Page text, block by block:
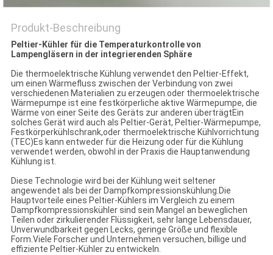
Produkt-Beschreibung
Peltier-Kühler für die Temperaturkontrolle von
Lampengläsern in der integrierenden Sphäre
Die thermoelektrische Kühlung verwendet den Peltier-Effekt,
um einen Wärmefluss zwischen der Verbindung von zwei
verschiedenen Materialien zu erzeugen.oder thermoelektrische
Wärmepumpe ist eine festkörperliche aktive Wärmepumpe, die
Wärme von einer Seite des Geräts zur anderen überträgtEin
solches Gerät wird auch als Peltier-Gerät, Peltier-Wärmepumpe,
Festkörperkühlschrank,oder thermoelektrische Kühlvorrichtung
(TEC)Es kann entweder für die Heizung oder für die Kühlung
verwendet werden, obwohl in der Praxis die Hauptanwendung
Kühlung ist.
Diese Technologie wird bei der Kühlung weit seltener
angewendet als bei der Dampfkompressionskühlung.Die
Hauptvorteile eines Peltier-Kühlers im Vergleich zu einem
Dampfkompressionskühler sind sein Mangel an beweglichen
Teilen oder zirkulierender Flüssigkeit, sehr lange Lebensdauer,
Unverwundbarkeit gegen Lecks, geringe Größe und flexible
Form.Viele Forscher und Unternehmen versuchen, billige und
effiziente Peltier-Kühler zu entwickeln.